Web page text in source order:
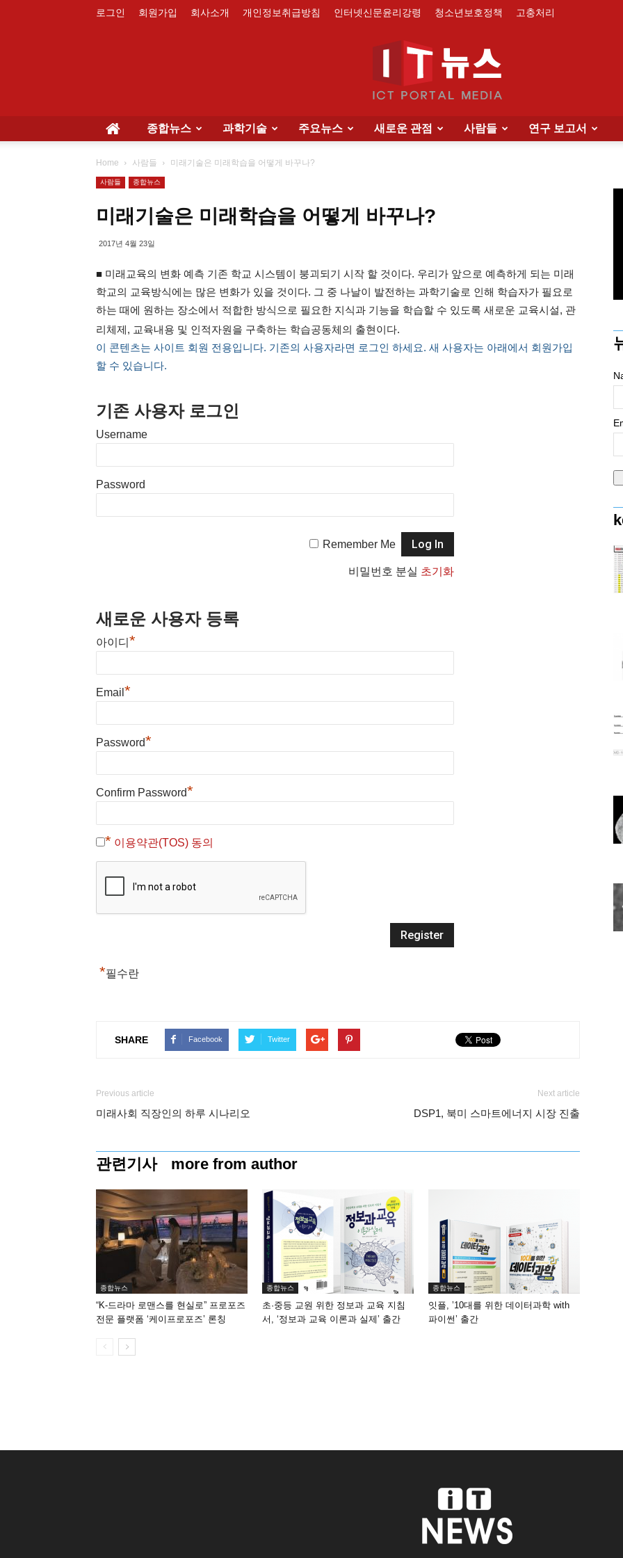
로그인 회원가입 회사소개 개인정보취급방침 인터넷신문윤리강령 청소년보호정책 고충처리
종합뉴스 과학기술 주요뉴스 새로운 관점 사람들 연구 보고서
Home 사람들 미래기술은 미래학습을 어떻게 바꾸나?
사람들 종합뉴스
미래기술은 미래학습을 어떻게 바꾸나?
2017년 4월 23일
■ 미래교육의 변화 예측 기존 학교 시스템이 붕괴되기 시작 할 것이다. 우리가 앞으로 예측하게 되는 미래
학교의 교육방식에는 많은 변화가 있을 것이다. 그 중 나날이 발전하는 과학기술로 인해 학습자가 필요로
하는 때에 원하는 장소에서 적합한 방식으로 필요한 지식과 기능을 학습할 수 있도록 새로운 교육시설, 관
리체제, 교육내용 및 인적자원을 구축하는 학습공동체의 출현이다.
이 콘텐츠는 사이트 회원 전용입니다. 기존의 사용자라면 로그인 하세요. 새 사용자는 아래에서 회원가입
할 수 있습니다.
기존 사용자 로그인
Username
Password
Remember Me
비밀번호 분실 초기화
새로운 사용자 등록
아이디 *
Email *
Password*
Confirm Password*
* 이용약관(TOS) 동의
*필수란
SHARE Facebook Twitter
Previous article
미래사회 직장인의 하루 시나리오
Next article
DSP1, 북미 스마트에너지 시장 진출
관련기사 more from author
종합뉴스
“K-드라마 로맨스를 현실로” 프로포즈
전문 플랫폼 ‘케이프로포즈’ 론칭
종합뉴스
초·중등 교원 위한 정보과 교육 지침
서, ‘정보과 교육 이론과 실제’ 출간
종합뉴스
잇플, ’10대를 위한 데이터과학 with
파이썬’ 출간